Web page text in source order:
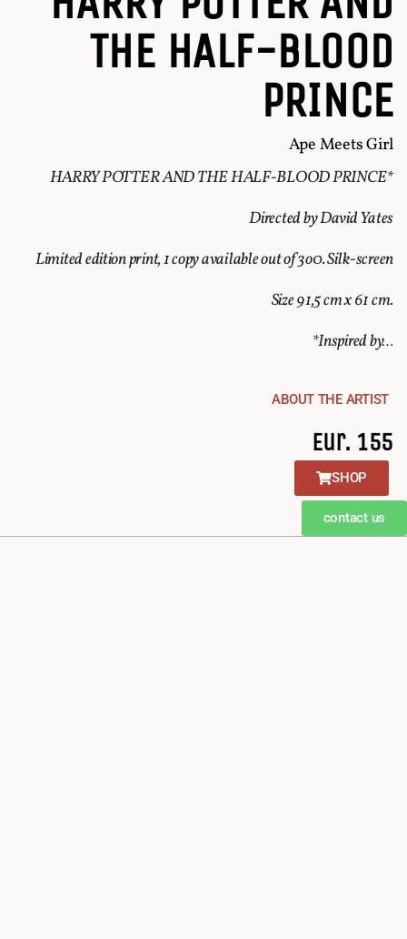
THE HALF-BLOOD
PRINCE
Ape Meets Girl
HARRY POTTER AND THE HALF-BLOOD PRINCE*
Directed by David Yates
Limited edition print, 1 copy available out of 3o0. Silk-screen
Size 91,5 cm x 61 cm.
*Inspired by…
ABOUT THE ARTIST
Eur. 155
SHOP
contact us